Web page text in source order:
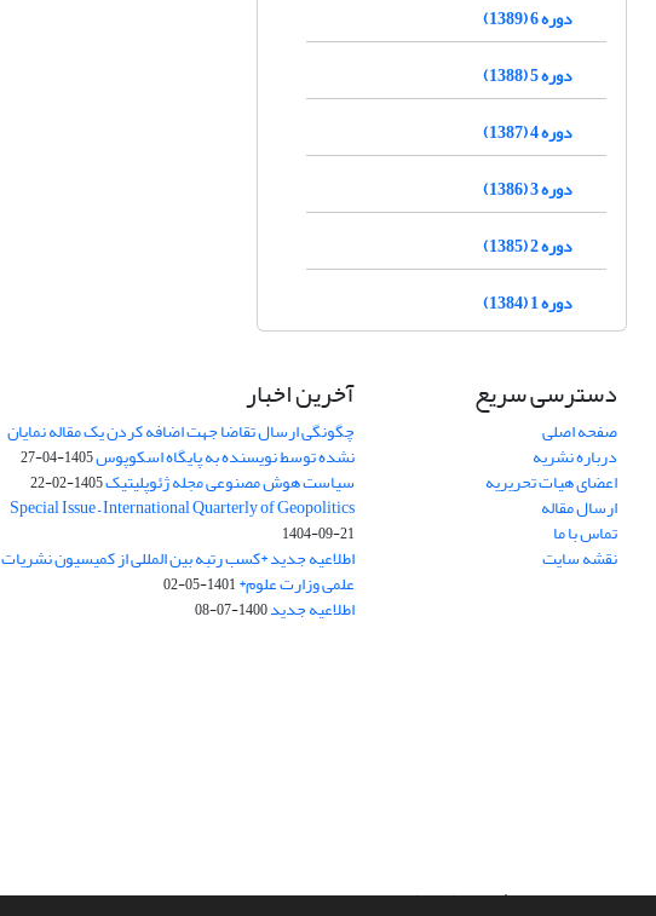
دوره 6 (1389)
دوره 5 (1388)
دوره 4 (1387)
دوره 3 (1386)
دوره 2 (1385)
دوره 1 (1384)
دسترسی سریع
صفحه اصلی
درباره نشریه
اعضای هیات تحریریه
ارسال مقاله
تماس با ما
نقشه سایت
آخرین اخبار
چگونگی ارسال تقاضا جهت اضافه کردن یک مقاله نمایان
نشده توسط نویسنده به پایگاه اسکوپوس1405-04-27
سیاست هوش مصنوعی مجله ژئوپلیتیک1405-02-22
Special Issue – International Quarterly of Geopolitics
1404-09-21
اطلاعیه جدید *کسب رتبه بین المللی از کمیسیون نشریات
علمی وزارت علوم*1401-05-02
اطلاعیه جدید1400-07-08
سامانه مدیریت نشریات علمی.طراحی و پیاده سازی ازسیناوب